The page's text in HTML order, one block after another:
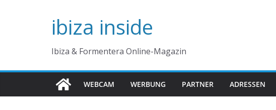
ibiza inside
Ibiza & Formentera Online-Magazin
WEBCAM WERBUNG PARTNER ADRESSEN